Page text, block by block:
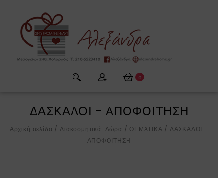
0
ΔΑΣΚΑΛΟΙ - ΑΠΟΦΟΙΤΗΣΗ
Αρχική σελίδα / Διακοσμητικά-Δώρα / ΘΕΜΑΤΙΚΑ / ΔΑΣΚΑΛΟΙ -
ΑΠΟΦΟΙΤΗΣΗ